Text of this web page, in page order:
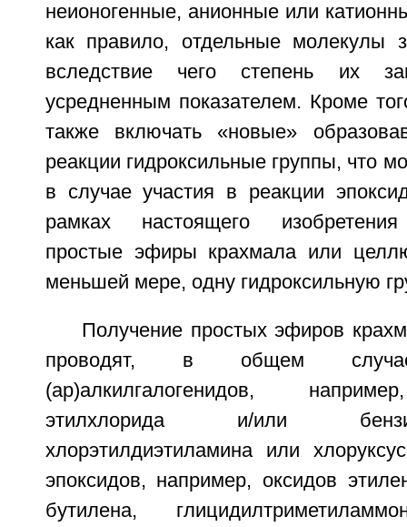
неионогенные, анионные или
как правило, отдельные молекулы
вследствие чего степень их
усредненным показателем. Кроме
также включать «новые»
реакции гидроксильные группы, что
в случае участия в реакции
рамках настоящего
простые эфиры крахмала или
меньшей мере, одну гидроксильную
Получение простых эфиров
проводят, в общем
(ар)алкилгалогенидов,
этилхлорида и/или
хлорэтилдиэтиламина или
эпоксидов, например, оксидов
бутилена,